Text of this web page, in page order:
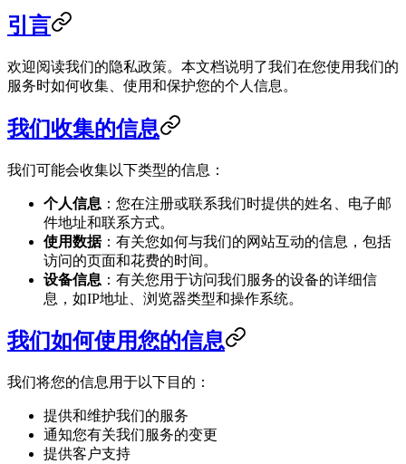
引言
欢迎阅读我们的隐私政策。本文档说明了我们在您使用我们的
服务时如何收集、使用和保护您的个人信息。
我们收集的信息
我们可能会收集以下类型的信息：
个人信息 ：您在注册或联系我们时提供的姓名、电子邮
件地址和联系方式。
使用数据：有关您如何与我们的网站互动的信息，包括
访问的页面和花费的时间。
设备信息 ：有关您用于访问我们服务的设备的详细信
息，如IP地址、浏览器类型和操作系统。
我们如何使用您的信息
我们将您的信息用于以下目的：
提供和维护我们的服务
通知您有关我们服务的变更
提供客户支持